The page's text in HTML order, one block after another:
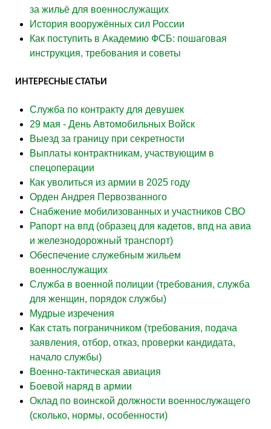
за жильё для военнослужащих
История вооружённых сил России
Как поступить в Академию ФСБ: пошаговая
инструкция, требования и советы
ИНТЕРЕСНЫЕ СТАТЬИ
Служба по контракту для девушек
29 мая - День Автомобильных Войск
Выезд за границу при секретности
Выплаты контрактникам, участвующим в
спецоперации
Как уволиться из армии в 2025 году
Орден Андрея Первозванного
Снабжение мобилизованных и участников СВО
Рапорт на впд (образец для кадетов, впд на авиа
и железнодорожный транспорт)
Обеспечение служебным жильем
военнослужащих
Служба в военной полиции (требования, служба
для женщин, порядок службы)
Мудрые изречения
Как стать пограничником (требования, подача
заявления, отбор, отказ, проверки кандидата,
начало службы)
Военно-тактическая авиация
Боевой наряд в армии
Оклад по воинской должности военнослужащего
(сколько, нормы, особенности)